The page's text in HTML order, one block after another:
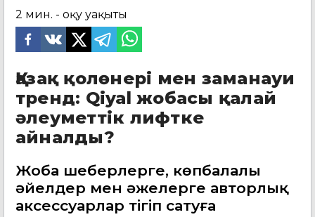
2 мин. - оқу уақыты
Қазақ қолөнері мен заманауи
тренд: Qiyal жобасы қалай
әлеуметтік лифтке
айналды?
Жоба шеберлерге, көпбалалы
әйелдер мен әжелерге авторлық
аксессуарлар тігіп сатуға